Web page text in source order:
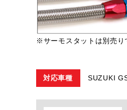
※サーモスタットは別売り
対応車種 SUZUKI